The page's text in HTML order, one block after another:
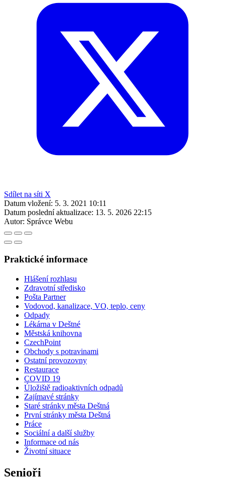
Sdílet na síti X
Datum vložení: 5. 3. 2021 10:11
Datum poslední aktualizace: 13. 5. 2026 22:15
Autor: Správce Webu
Praktické informace
Hlášení rozhlasu
Zdravotní středisko
Pošta Partner
Vodovod, kanalizace, VO, teplo, ceny
Odpady
Lékárna v Deštné
Městská knihovna
CzechPoint
Obchody s potravinami
Ostatní provozovny
Restaurace
COVID 19
Úložiště radioaktivních odpadů
Zajímavé stránky
Staré stránky města Deštná
První stránky města Deštná
Práce
Sociální a další služby
Informace od nás
Životní situace
Senioři